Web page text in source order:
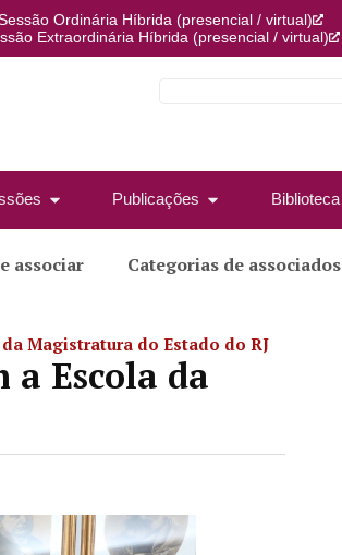
Ordinária Híbrida (presencial / virtual)
Extraordinária Híbrida (presencial / virtual)
Publicações Biblioteca
associar Categorias de associados
Magistratura do Estado do RJ
Escola da